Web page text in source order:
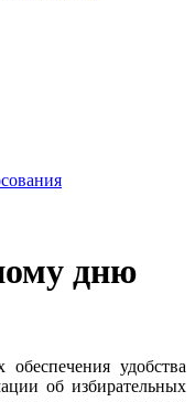
дню
удобства
об избирательных